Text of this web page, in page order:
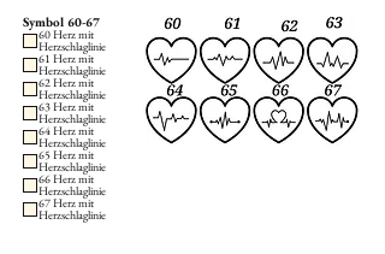
Symbol 60-67
60 Herz mit
Herzschlaglinie
61 Herz mit
Herzschlaglinie
62 Herz mit
Herzschlaglinie
63 Herz mit
Herzschlaglinie
64 Herz mit
Herzschlaglinie
65 Herz mit
Herzschlaglinie
66 Herz mit
Herzschlaglinie
67 Herz mit
Herzschlaglinie